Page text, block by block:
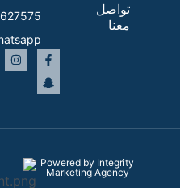
تواصل
معنا
Powered by Integrity
Marketing Agency